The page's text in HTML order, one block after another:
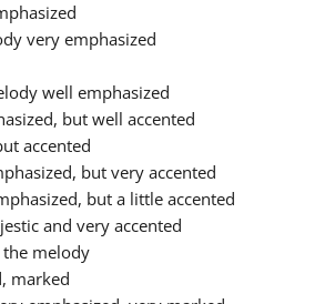
very emphasized
well emphasized
but well accented
accented
but very accented
but a little accented
and very accented
the melody
marked